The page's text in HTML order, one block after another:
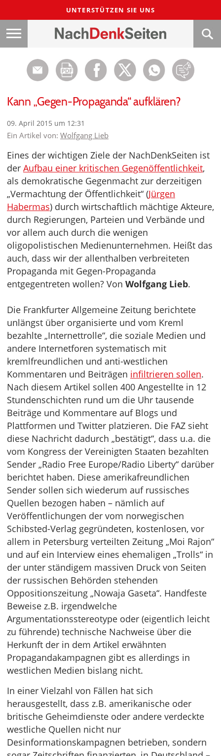
UNTERSTÜTZEN SIE UNS
Kann „Gegen-Propaganda“ aufklären?
09. April 2015 um 12:31
Ein Artikel von: Wolfgang Lieb
Eines der wichtigen Ziele der NachDenkSeiten ist
der Aufbau einer kritischen Gegenöffentlichkeit,
als demokratische Gegenmacht zur derzeitigen
„Vermachtung der Öffentlichkeit“ (Jürgen
Habermas) durch wirtschaftlich mächtige Akteure,
durch Regierungen, Parteien und Verbände und
vor allem auch durch die wenigen
oligopolistischen Medienunternehmen. Heißt das
auch, dass wir der allenthalben verbreiteten
Propaganda mit Gegen-Propaganda
entgegentreten wollen? Von Wolfgang Lieb.
Die Frankfurter Allgemeine Zeitung berichtete
unlängst über organisierte und vom Kreml
bezahlte „Internettrolle“, die soziale Medien und
andere Internetforen systematisch mit
kremlfreundlichen und anti-westlichen
Kommentaren und Beiträgen infiltrieren sollen.
Nach diesem Artikel sollen 400 Angestellte in 12
Stundenschichten rund um die Uhr tausende
Beiträge und Kommentare auf Blogs und
Plattformen und Twitter platzieren. Die FAZ sieht
diese Nachricht dadurch „bestätigt“, dass u.a. die
vom Kongress der Vereinigten Staaten bezahlten
Sender „Radio Free Europe/Radio Liberty“ darüber
berichtet haben. Diese amerikafreundlichen
Sender sollen sich wiederum auf russisches
Quellen bezogen haben – nämlich auf
Veröffentlichungen der vom norwegischen
Schibsted-Verlag gegründeten, kostenlosen, vor
allem in Petersburg verteilten Zeitung „Moi Rajon“
und auf ein Interview eines ehemaligen „Trolls“ in
der unter ständigem massiven Druck von Seiten
der russischen Behörden stehenden
Oppositionszeitung „Nowaja Gaseta“. Handfeste
Beweise z.B. irgendwelche
Argumentationsstereotype oder (eigentlich leicht
zu führende) technische Nachweise über die
Herkunft der in dem Artikel erwähnten
Propagandakampagnen gibt es allerdings in
westlichen Medien bislang nicht.
In einer Vielzahl von Fällen hat sich
herausgestellt, dass z.B. amerikanische oder
britische Geheimdienste oder andere verdeckte
westliche Quellen nicht nur
Desinformationskampagnen betrieben, sondern